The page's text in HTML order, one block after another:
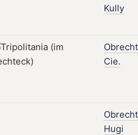
Kully
Obrecht
Cie.
Hugi